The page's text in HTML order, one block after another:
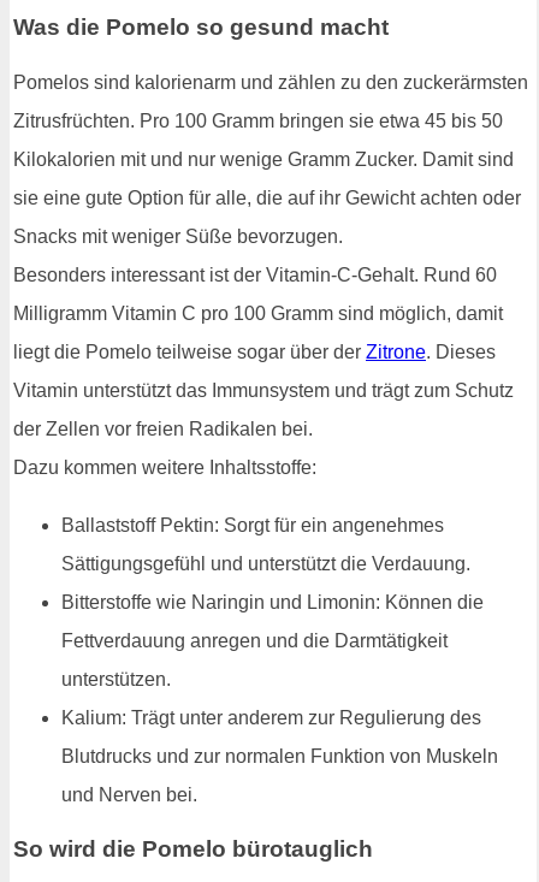
Was die Pomelo so gesund macht
Pomelos sind kalorienarm und zählen zu den zuckerärmsten
Zitrusfrüchten. Pro 100 Gramm bringen sie etwa 45 bis 50
Kilokalorien mit und nur wenige Gramm Zucker. Damit sind
sie eine gute Option für alle, die auf ihr Gewicht achten oder
Snacks mit weniger Süße bevorzugen.
Besonders interessant ist der Vitamin-C-Gehalt. Rund 60
Milligramm Vitamin C pro 100 Gramm sind möglich, damit
liegt die Pomelo teilweise sogar über der Zitrone. Dieses
Vitamin unterstützt das Immunsystem und trägt zum Schutz
der Zellen vor freien Radikalen bei.
Dazu kommen weitere Inhaltsstoffe:
Ballaststoff Pektin: Sorgt für ein angenehmes
Sättigungsgefühl und unterstützt die Verdauung.
Bitterstoffe wie Naringin und Limonin: Können die
Fettverdauung anregen und die Darmtätigkeit
unterstützen.
Kalium: Trägt unter anderem zur Regulierung des
Blutdrucks und zur normalen Funktion von Muskeln
und Nerven bei.
So wird die Pomelo bürotauglich